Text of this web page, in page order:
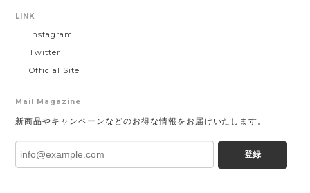
LINK
Instagram
Twitter
Official Site
Mail Magazine
新商品やキャンペーンなどのお得な情報をお届けいたします。
登録